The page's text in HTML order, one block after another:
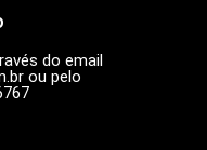
do email
ou pelo